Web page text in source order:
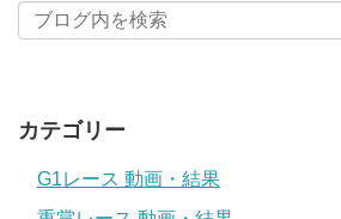
カテゴリー
G1レース 動画・結果